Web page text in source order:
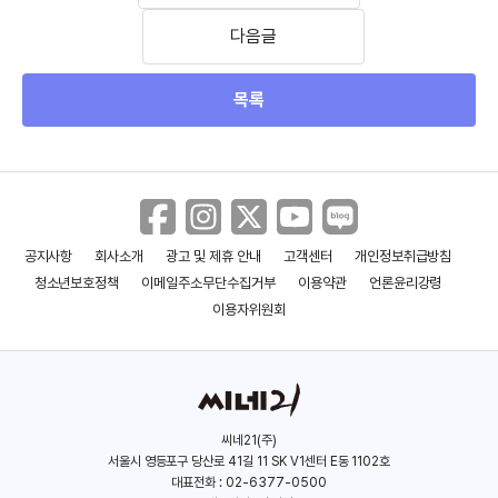
다음글
목록
공지사항 회사소개 광고 및 제휴 안내 고객센터
개인정보취급방침
청소년보호정책
이메일주소무단수집거부 이용약관
언론윤리강령
이용자위원회
씨네21(주)
서울시 영등포구 당산로 41길 11 SK V1센터 E동 1102호
대표전화 : 02-6377-0500